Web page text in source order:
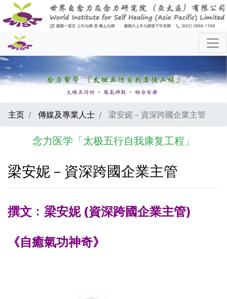
主页 傳媒及專業人士 梁安妮－資深跨國企業主管
念力医学「太极五行自我康复工程」
梁安妮－資深跨國企業主管
撰文﹕梁安妮 (資深跨國企業主管)
《自癒氣功神奇》